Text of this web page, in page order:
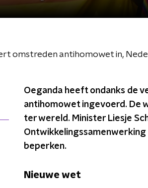
omstreden antihomowet in,
Oeganda heeft ondanks de
antihomowet ingevoerd. De
ter wereld. Minister Liesje
beperken.
Nieuwe wet